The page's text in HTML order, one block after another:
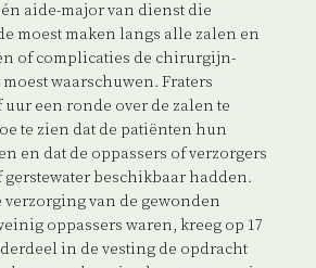
aide-major van dienst die
moest maken langs alle zalen en
of complicaties de chirurgijn-
waarschuwen. Fraters
een ronde over de zalen te
te zien dat de patiënten hun
en dat de oppassers of verzorgers
beschikbaar hadden.
verzorging van de gewonden
oppassers waren, kreeg op 17
in de vesting de opdracht